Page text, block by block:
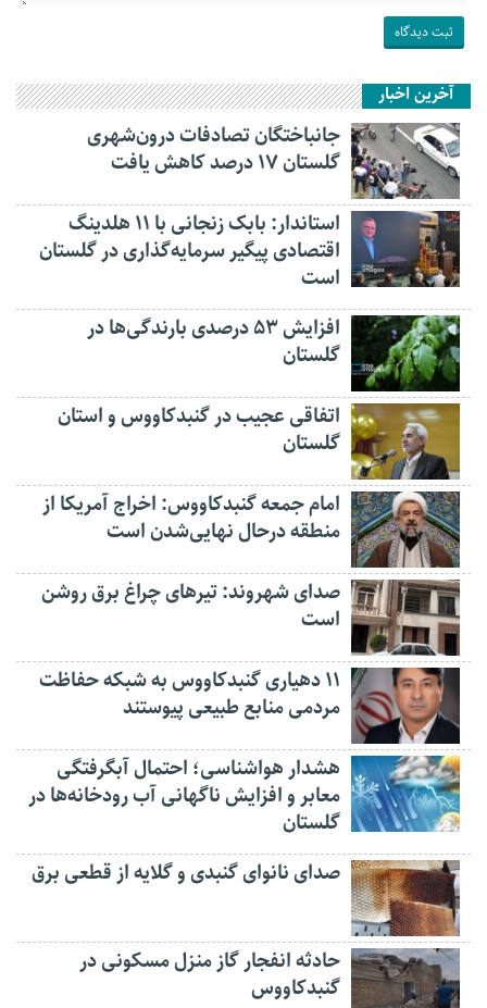
آخرین اخبار
جانباختگان تصادفات درون‌شهری
گلستان ۱۷ درصد کاهش یافت
استاندار: بابک زنجانی با ۱۱ هلدینگ
اقتصادی پیگیر سرمایه‌گذاری در گلستان
است
افزایش ۵۳ درصدی بارندگی‌ها در
گلستان
اتفاقی عجیب در‌ گنبدکاووس و استان
گلستان
امام جمعه گنبدکاووس: اخراج آمریکا از
منطقه درحال نهایی‌شدن است
صدای شهروند: تیرهای چراغ برق روشن
است
۱۱ دهیاری گنبدکاووس به شبکه حفاظت
مردمی منابع طبیعی پیوستند
هشدار هواشناسی؛ احتمال آبگرفتگی
معابر و افزایش ناگهانی آب رودخانه‌ها در
گلستان
صدای نانوای گنبدی و گلایه از قطعی برق
حادثه انفجار گاز منزل مسکونی در
گنبدکاووس